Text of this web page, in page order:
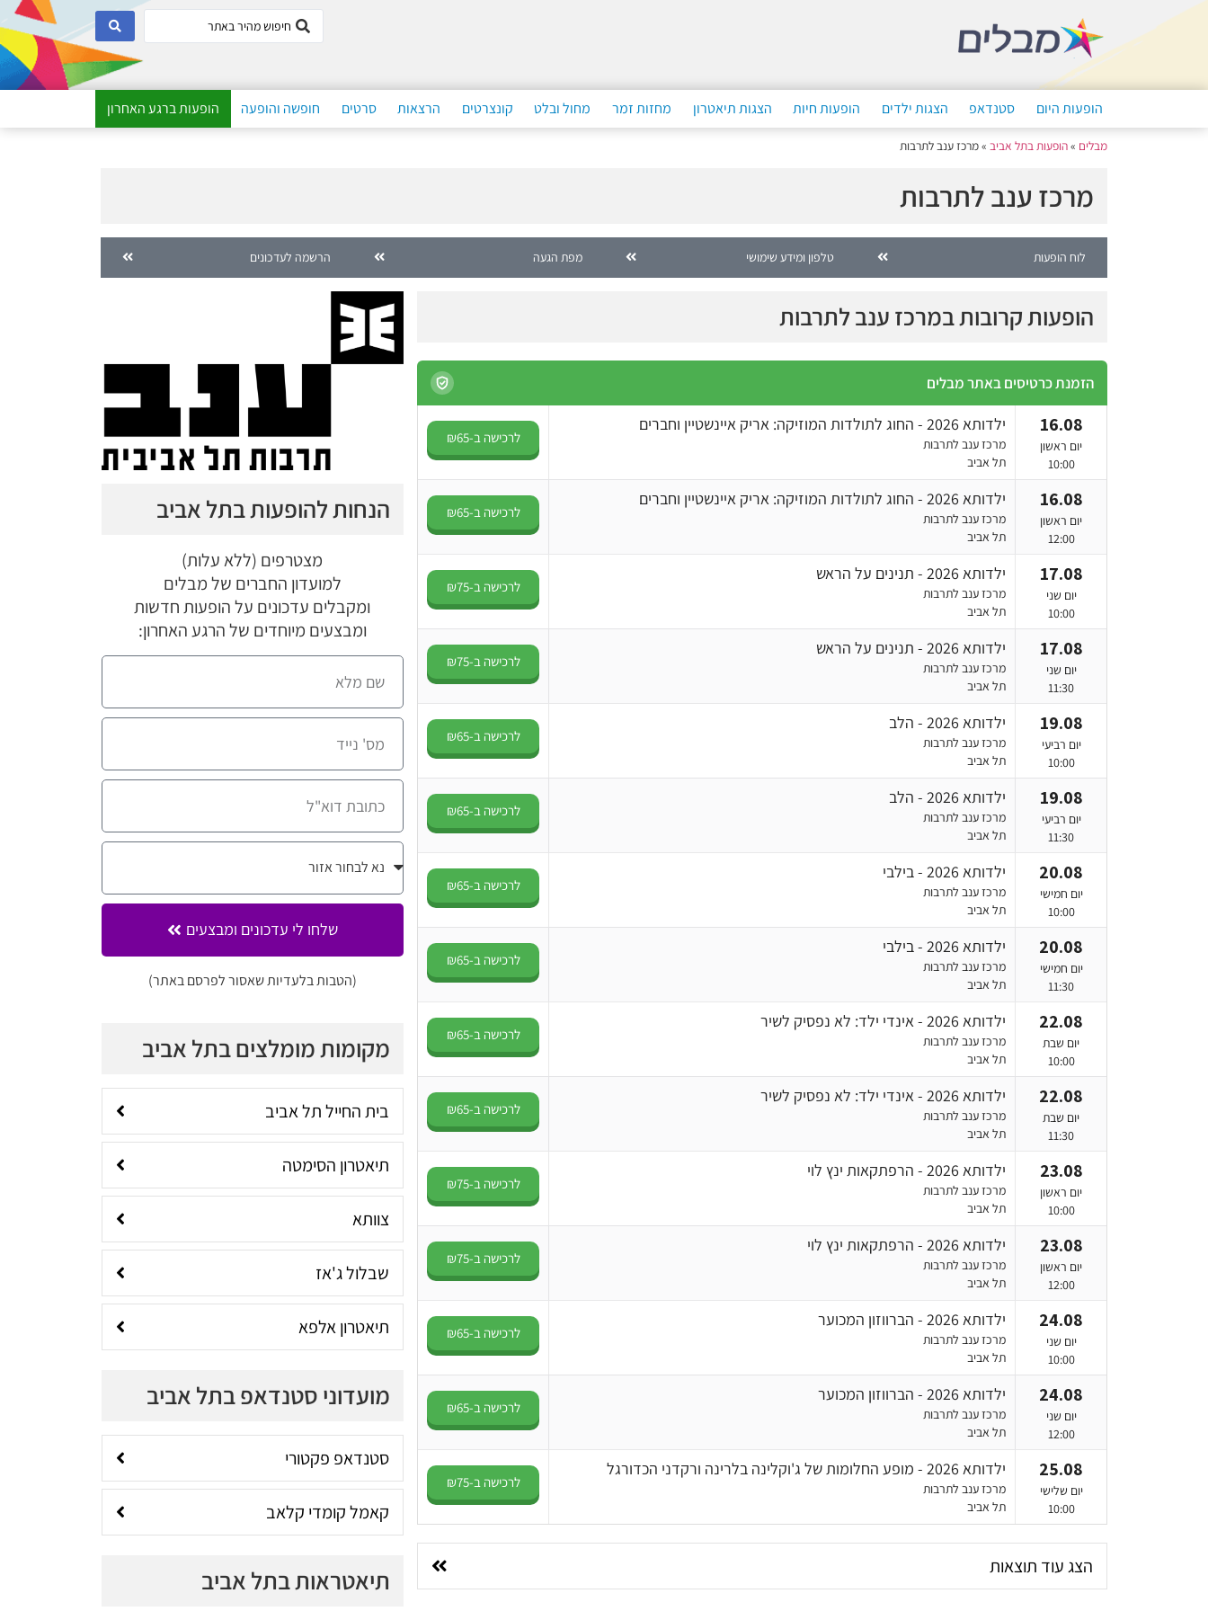
הופעות היום סטנדאפ הצגות ילדים הופעות חיות הצגות תיאטרון מחזות זמר מחול ובלט קונצרטים הרצאות סרטים חופשה והופעה הופעות ברגע האחרון
מבלים »הופעות בתל אביב »מרכז ענב לתרבות
מרכז ענב לתרבות
לוח הופעות טלפון ומידע שימושי מפת הגעה הרשמה לעדכונים
הופעות קרובות במרכז ענב לתרבות
הזמנת כרטיסים באתר מבלים
16.08
יום ראשון
10:00
ילדותא 2026 - החוג לתולדות המוזיקה: אריק איינשטיין וחברים
מרכז ענב לתרבות
תל אביב
לרכישה ב-₪65
16.08
יום ראשון
12:00
ילדותא 2026 - החוג לתולדות המוזיקה: אריק איינשטיין וחברים
מרכז ענב לתרבות
תל אביב
לרכישה ב-₪65
17.08
יום שני
10:00
ילדותא 2026 - תנינים על הראש
מרכז ענב לתרבות
תל אביב
לרכישה ב-₪75
17.08
יום שני
11:30
ילדותא 2026 - תנינים על הראש
מרכז ענב לתרבות
תל אביב
לרכישה ב-₪75
19.08
יום רביעי
10:00
ילדותא 2026 - הלב
מרכז ענב לתרבות
תל אביב
לרכישה ב-₪65
19.08
יום רביעי
11:30
ילדותא 2026 - הלב
מרכז ענב לתרבות
תל אביב
לרכישה ב-₪65
20.08
יום חמישי
10:00
ילדותא 2026 - בילבי
מרכז ענב לתרבות
תל אביב
לרכישה ב-₪65
20.08
יום חמישי
11:30
ילדותא 2026 - בילבי
מרכז ענב לתרבות
תל אביב
לרכישה ב-₪65
22.08
יום שבת
10:00
ילדותא 2026 - אינדי ילד: לא נפסיק לשיר
מרכז ענב לתרבות
תל אביב
לרכישה ב-₪65
22.08
יום שבת
11:30
ילדותא 2026 - אינדי ילד: לא נפסיק לשיר
מרכז ענב לתרבות
תל אביב
לרכישה ב-₪65
23.08
יום ראשון
10:00
ילדותא 2026 - הרפתקאות ינץ לוי
מרכז ענב לתרבות
תל אביב
לרכישה ב-₪75
23.08
יום ראשון
12:00
ילדותא 2026 - הרפתקאות ינץ לוי
מרכז ענב לתרבות
תל אביב
לרכישה ב-₪75
24.08
יום שני
10:00
ילדותא 2026 - הברווזון המכוער
מרכז ענב לתרבות
תל אביב
לרכישה ב-₪65
24.08
יום שני
12:00
ילדותא 2026 - הברווזון המכוער
מרכז ענב לתרבות
תל אביב
לרכישה ב-₪65
25.08
יום שלישי
10:00
ילדותא 2026 - מופע החלומות של ג'וקלינה בלרינה ורקדני הכדורגל
מרכז ענב לתרבות
תל אביב
לרכישה ב-₪75
הצג עוד תוצאות
הנחות להופעות בתל אביב
מצטרפים (ללא עלות)
למועדון החברים של מבלים
ומקבלים עדכונים על הופעות חדשות
ומבצעים מיוחדים של הרגע האחרון:
שלחו לי עדכונים ומבצעים
(הטבות בלעדיות שאסור לפרסם באתר)
מקומות מומלצים בתל אביב
בית החייל תל אביב
תיאטרון הסימטה
צוותא
שבלול ג'אז
תיאטרון אלפא
מועדוני סטנדאפ בתל אביב
סטנדאפ פקטורי
קאמל קומדי קלאב
תיאטראות בתל אביב